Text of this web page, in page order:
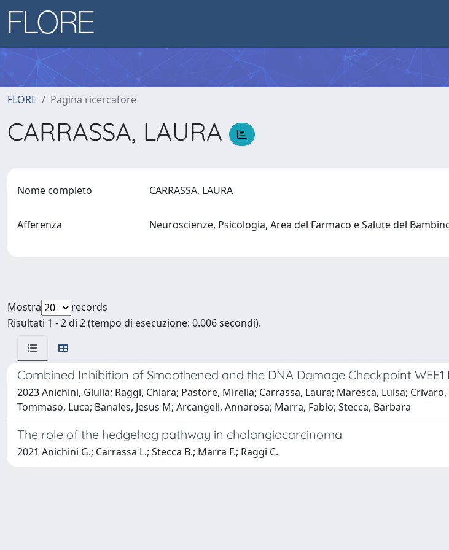
FLORE Pagina ricercatore
CARRASSA, LAURA
Nome completo CARRASSA, LAURA
Afferenza Neuroscienze, Psicologia, Area del Farmaco e Salute del
Mostra
records
Risultati 1 - 2 di 2 (tempo di esecuzione: 0.006 secondi).
Combined Inhibition of Smoothened and the DNA Damage Checkpoint
2023 Anichini, Giulia; Raggi, Chiara; Pastore, Mirella; Carrassa, Laura; Maresca, Luisa;
Tommaso, Luca; Banales, Jesus M; Arcangeli, Annarosa; Marra, Fabio; Stecca, Barbara
The role of the hedgehog pathway in cholangiocarcinoma
2021 Anichini G.; Carrassa L.; Stecca B.; Marra F.; Raggi C.